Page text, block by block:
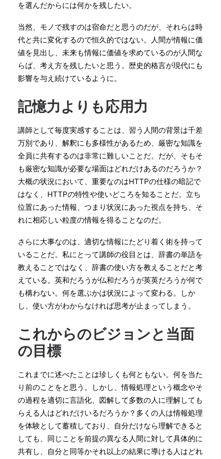
を選んだからには何かを残したい。
当然、モノで残すのは宿命だと思うのだが、それらは時
代と共に変化するので恒久的ではない。人間が情報に価
値を見出し、未来も情報に価値を求めているのが人間な
らば、考え方を残したいと思う。歴史的格言が現代にも
影響を与え続けているように。
記憶力よりも応用力
講師として毎度実感することは、習う人間の背景は千差
万別であり、解釈にも多様性があるため、厳密な知識を
全員に共有するのは非常に難しいことだ。だが、そもそ
も厳密な知識が必要な場面はどれだけあるのだろうか？
大概の状況において、重要なのはHTTPの仕様の暗記で
はなく、HTTPの特性や使いどころを知ることだ。立ち
位置にあった情報、つまり状況にあった視点を持ち、そ
れに相応しい粒度の情報を得ることなのだ。
さらに大事なのは、適切な情報にたどり着く術を持って
いることだ。私にとって講師の役目とは、辞書の単語を
教えることではなく、辞書の使い方を教えることだと考
えている。英和だろうが仏和だろうが英英だろうが何で
も構わない。何を選ぶかは状況によって変わる。しか
し、使い方がわからなければ思考が止まってしまう。
これからのビジョンと当面
の目標
これまでに述べたことは珍しくも何ともない。何を当た
り前のことをと思う。しかし、情報処理という概念やそ
の過程を適切に言語化、図解して多数の人に理解しても
らえる人はどれだけいるだろうか？多くの人は情報処理
を体験として蓄積しており、自分だけなら理解できると
しても、同じことを前提の異なる人間に対して具体的に
共有し、自分と同等かそれ以上の結果に導ける人はどれ